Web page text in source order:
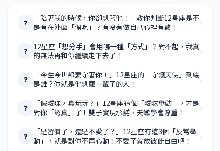
❓
「陪著我的時候，你卻想著他！」教你判斷12星座是不
是有在外面「偷吃」？有沒有做自己心裡有數！
›
❓
12星座「想分手」會用哪一種「方式」？對不起，我真
的無法再和你繼續走下去了！
›
❓
「今生今世都要守著你！」12星座的「守護天使」到底
是誰？你就是他想寵一輩子的人！
›
❓
「假曖昧，真玩玩？」12星座這個「曖昧舉動」，才是
對你「認真」了！雙子實現承諾、天蠍學會尊重！
›
❓
「是習慣了，還是不愛了？」12星座有這3個「反常舉
動」，就是對你不再心動！不愛了就放彼此自由吧！
›